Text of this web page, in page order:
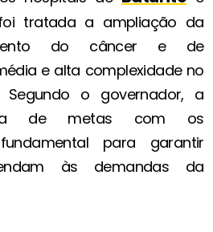
tratada a ampliação da
do câncer e de
e alta complexidade no
Segundo o governador, a
de metas com os
para garantir
às demandas da